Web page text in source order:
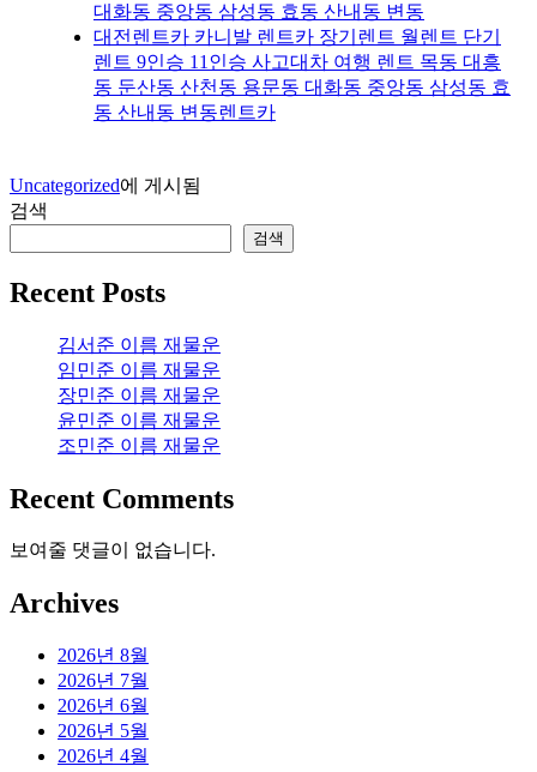
대화동 중앙동 삼성동 효동 산내동 변동
대전렌트카 카니발 렌트카 장기렌트 월렌트 단기
렌트 9인승 11인승 사고대차 여행 렌트 목동 대흥
동 둔산동 산천동 용문동 대화동 중앙동 삼성동 효
동 산내동 변동렌트카
Uncategorized에 게시됨
검색
검색
Recent Posts
김서준 이름 재물운
임민준 이름 재물운
장민준 이름 재물운
윤민준 이름 재물운
조민준 이름 재물운
Recent Comments
보여줄 댓글이 없습니다.
Archives
2026년 8월
2026년 7월
2026년 6월
2026년 5월
2026년 4월